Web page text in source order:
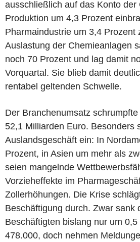
ausschließlich auf das Konto der
Produktion um 4,3 Prozent
Pharmaindustrie um 3,4 Prozent
Auslastung der Chemieanlagen
noch 70 Prozent und lag damit
Vorquartal. Sie blieb damit
rentabel geltenden Schwelle.
Der Branchenumsatz
52,1 Milliarden Euro. Besonders
Auslandsgeschäft ein: In
Prozent, in Asien um mehr als
seien mangelnde
Vorzieheffekte im
Zollerhöhungen. Die Krise
Beschäftigung durch. Zwar sank
Beschäftigten bislang nur um
478.000, doch nehmen